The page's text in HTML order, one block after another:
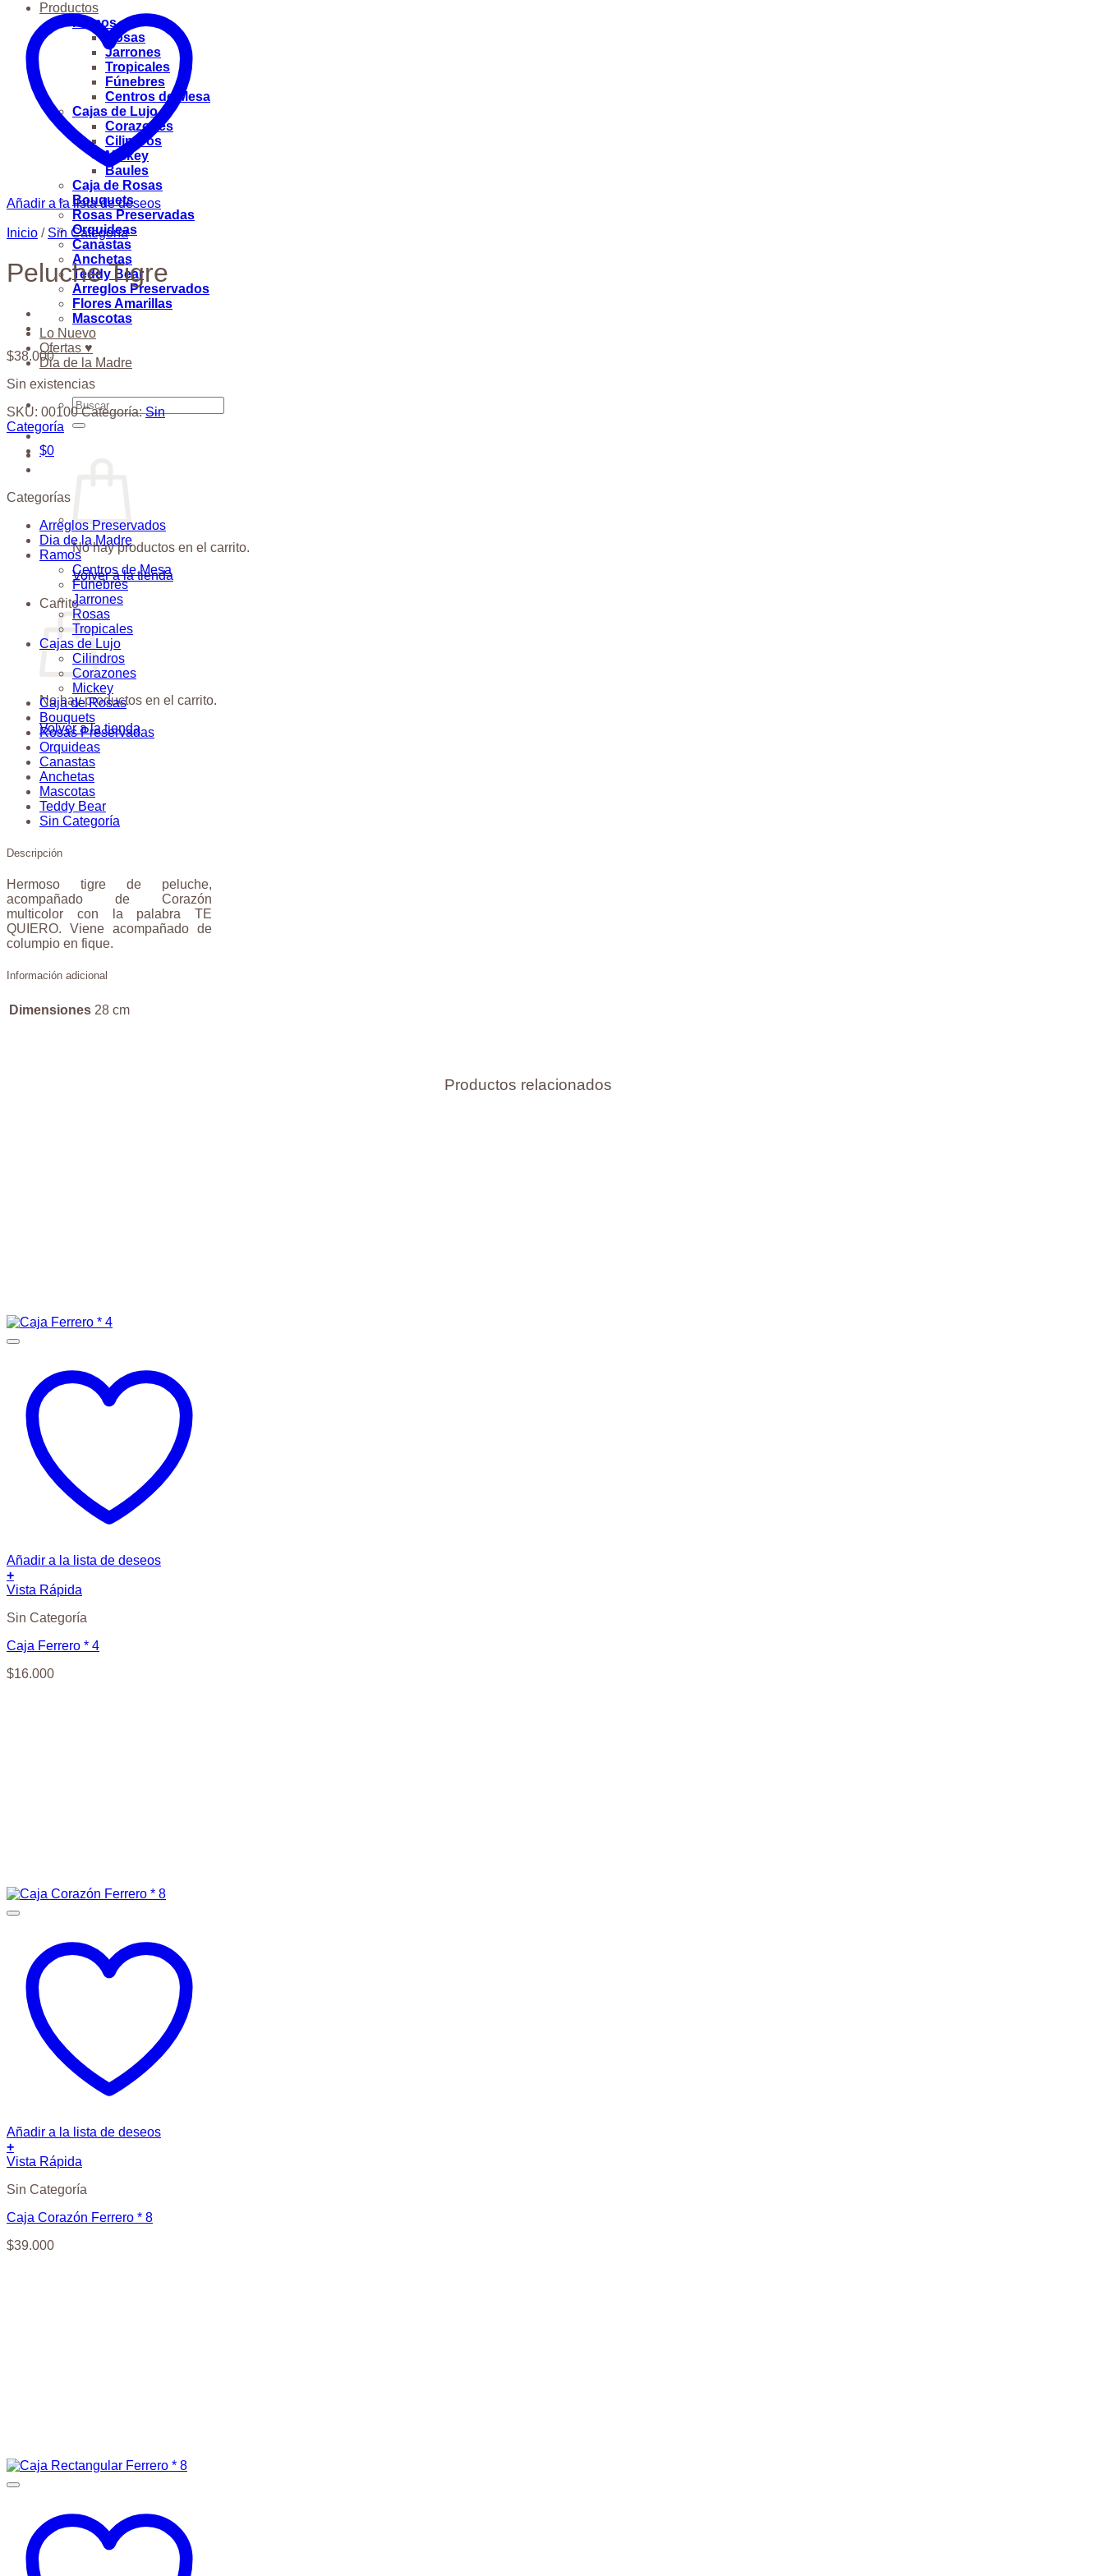
Productos
Ramos
Rosas
Jarrones
Tropicales
Fúnebres
Centros de Mesa
Cajas de Lujo
Corazones
Cilindros
Mickey
Baules
Caja de Rosas
Bouquets
Rosas Preservadas
Orquideas
Canastas
Anchetas
Teddy Bear
Arreglos Preservados
Flores Amarillas
Mascotas
Lo Nuevo
Ofertas ♥
Dia de la Madre
Buscar
por:
$0
No hay productos en el carrito.
Volver a la tienda
Carrito
No hay productos en el carrito.
Volver a la tienda
Añadir a la lista de deseos
Inicio / Sin Categoría
Peluche Tigre
$38.000
Sin existencias
SKU: 00100 Categoría:Sin
Categoría
Categorías
Arreglos Preservados
Dia de la Madre
Ramos
Centros de Mesa
Fúnebres
Jarrones
Rosas
Tropicales
Cajas de Lujo
Cilindros
Corazones
Mickey
Caja de Rosas
Bouquets
Rosas Preservadas
Orquideas
Canastas
Anchetas
Mascotas
Teddy Bear
Sin Categoría
Descripción
Hermoso tigre de peluche,
acompañado de Corazón
multicolor con la palabra TE
QUIERO. Viene acompañado de
columpio en fique.
Información adicional
Dimensiones 28 cm
Productos relacionados
Añadir a la lista de deseos
+
Vista Rápida
Sin Categoría
Caja Ferrero * 4
$16.000
Añadir a la lista de deseos
+
Vista Rápida
Sin Categoría
Caja Corazón Ferrero * 8
$39.000